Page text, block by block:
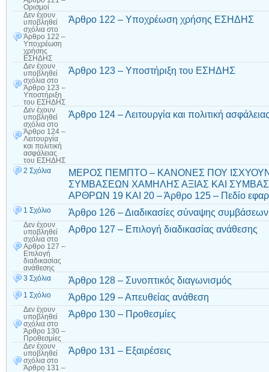
Ορισμοί
Δεν έχουν
υποβληθεί
σχόλια στο
Άρθρο 122 –
Υποχρέωση
χρήσης
ΕΣΗΔΗΣ
Άρθρο 122 – Υποχρέωση χρήσης ΕΣΗΔΗΣ
Δεν έχουν
υποβληθεί
σχόλια στο
Άρθρο 123 –
Υποστήριξη
του ΕΣΗΔΗΣ
Άρθρο 123 – Υποστήριξη του ΕΣΗΔΗΣ
Δεν έχουν
υποβληθεί
σχόλια στο
Άρθρο 124 –
Λειτουργία
και πολιτική
ασφάλειας
του ΕΣΗΔΗΣ
Άρθρο 124 – Λειτουργία και πολιτική
2 Σχόλια
ΜΕΡΟΣ ΠΕΜΠΤΟ – ΚΑΝΟΝΕΣ ΠΟΥ
ΣΥΜΒΑΣΕΩΝ ΧΑΜΗΛΗΣ ΑΞΙΑΣ ΚΑΙ
ΑΡΘΡΩΝ 19 ΚΑΙ 20 – Άρθρο 125 – Πεδίο
1 Σχόλιο Άρθρο 126 – Διαδικασίες σύναψης συμβάσεων
Δεν έχουν
υποβληθεί
σχόλια στο
Αρθρο 127 –
Επιλογή
διαδικασίας
ανάθεσης
Αρθρο 127 – Επιλογή διαδικασίας ανάθεσης
3 Σχόλια Άρθρο 128 – Συνοπτικός διαγωνισμός
1 Σχόλιο Άρθρο 129 – Απευθείας ανάθεση
Δεν έχουν
υποβληθεί
σχόλια στο
Άρθρο 130 –
Προθεσμίες
Άρθρο 130 – Προθεσμίες
Δεν έχουν
υποβληθεί
σχόλια στο
Άρθρο 131 –
Άρθρο 131 – Εξαιρέσεις